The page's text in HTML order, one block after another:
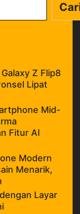
Z Flip8
Lipat
Mid-
Fitur AI
Modern
Menarik,
Layar